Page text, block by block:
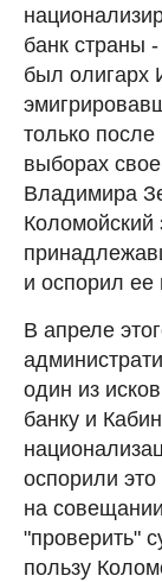
банк страны
был олигарх
только
выборах
Владимира
Коломойский
и оспорил ее
В апреле
один из
банку и
оспорили
на
"проверить"
пользу